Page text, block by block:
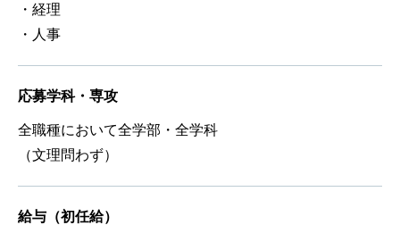
・経理
・人事
応募学科・専攻
全職種において全学部・全学科
（文理問わず）
給与（初任給）